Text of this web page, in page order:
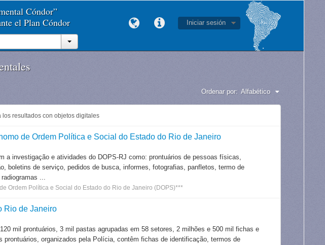
Cóndor”
el Plan Cóndor
Iniciar sesión
Ordenar por: Alfabético
los resultados con objetos digitales
de Ordem Política e Social do Estado do Rio de Janeiro
a investigação e atividades do DOPS-RJ como: prontuários de pessoas físicas,
boletins de serviço, pedidos de busca, informes, fotografias, panfletos, termo de
...
Ordem Política e Social do Estado do Rio de Janeiro (DOPS)***
Rio de Janeiro
mil prontuários, 3 mil pastas agrupadas em 58 setores, 2 milhões e 500 mil fichas e
prontuários, organizados pela Polícia, contêm fichas de identificação, termos de